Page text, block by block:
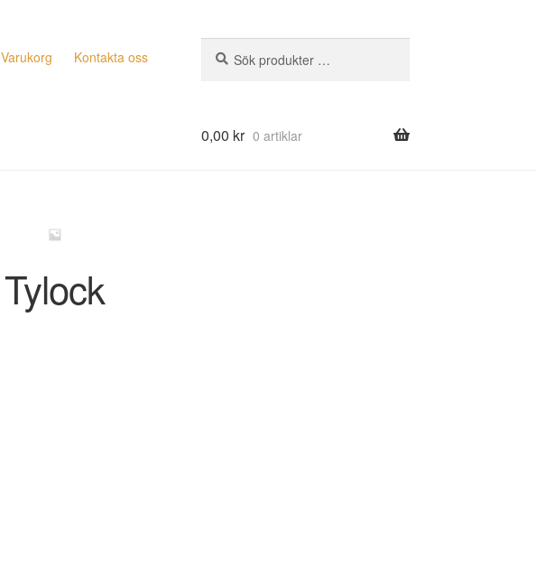
Varukorg Kontakta oss
efter:
0,00 kr 0 artiklar
Tylock